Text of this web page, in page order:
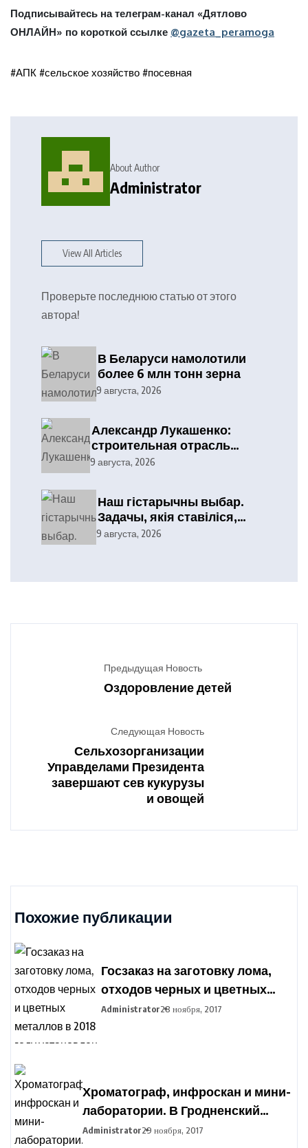
Подписывайтесь на телеграм-канал «Дятлово
ОНЛАЙН» по короткой ссылке @gazeta_peramoga
#АПК #сельское хозяйство #посевная
About Author
Administrator
View All Articles
Проверьте последнюю статью от этого
автора!
В Беларуси намолотили
более 6 млн тонн зерна
9 августа, 2026
Александр Лукашенко:
строительная отрасль
демонстрирует высокие
статус одного из драйверов
экономики
9 августа, 2026
Наш гістарычны выбар.
Задачы, якія ставіліся,
выкананы
9 августа, 2026
Предыдущая Новость
Оздоровление детей
Следующая Новость
Сельхозорганизации
Управделами Президента
завершают сев кукурузы
и овощей
Похожие публикации
Госзаказ на заготовку лома,
отходов черных и цветных
металлов в 2018 году
Administrator28 ноября, 2017
Хроматограф, инфроскан и мини-
лаборатории. В Гродненский
агропромышленный парк
Administrator29 ноября, 2017